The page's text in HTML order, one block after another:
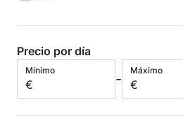
Precio por día
Mínimo
€ -
Máximo
€